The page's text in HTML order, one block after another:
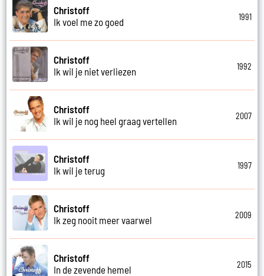
Christoff
Ik voel me zo goed
1991
Christoff
Ik wil je niet verliezen
1992
Christoff
Ik wil je nog heel graag vertellen
2007
Christoff
Ik wil je terug
1997
Christoff
Ik zeg nooit meer vaarwel
2009
Christoff
In de zevende hemel
2015